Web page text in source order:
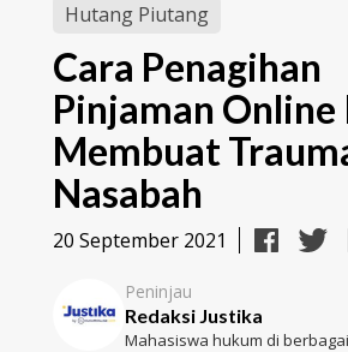
Hutang Piutang
Cara Penagihan
Pinjaman Online
Membuat
Nasabah
20 September 2021
Peninjau
Redaksi Justika
Mahasiswa hukum di